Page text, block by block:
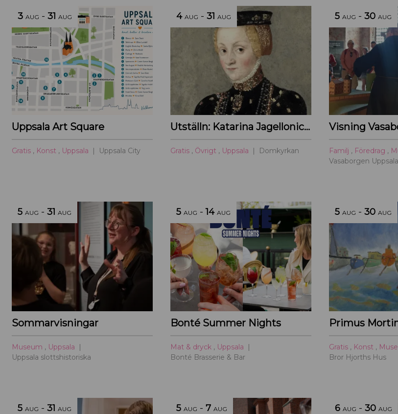
3 AUG - 31 AUG
Uppsala Art Square
Gratis , Konst , Uppsala Uppsala City
4 AUG - 31 AUG
Utställn: Katarina Jagellonica i Domkyrkan
Gratis , Övrigt , Uppsala Domkyrkan
5 AUG - 30 AUG
Visning
Familj , Föredrag ,
Vasaborgen
5 AUG - 31 AUG
Sommarvisningar
Museum , Uppsala
Uppsala slottshistoriska
5 AUG -14 AUG
Bonté Summer Nights
Mat & dryck , Uppsala
Bonté Brasserie & Bar
5 AUG - 30 AUG
Primus
Gratis , Konst ,
Bror Hjorths Hus
5 AUG - 31 AUG 5 AUG - 7 AUG 6 AUG - 30 AUG